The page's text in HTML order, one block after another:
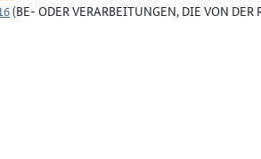
(BE- ODER VERARBEITUNGEN, DIE VON